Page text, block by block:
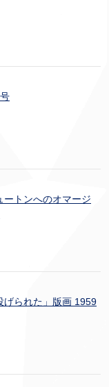
ートンへのオマージ
げられた」版画 1959